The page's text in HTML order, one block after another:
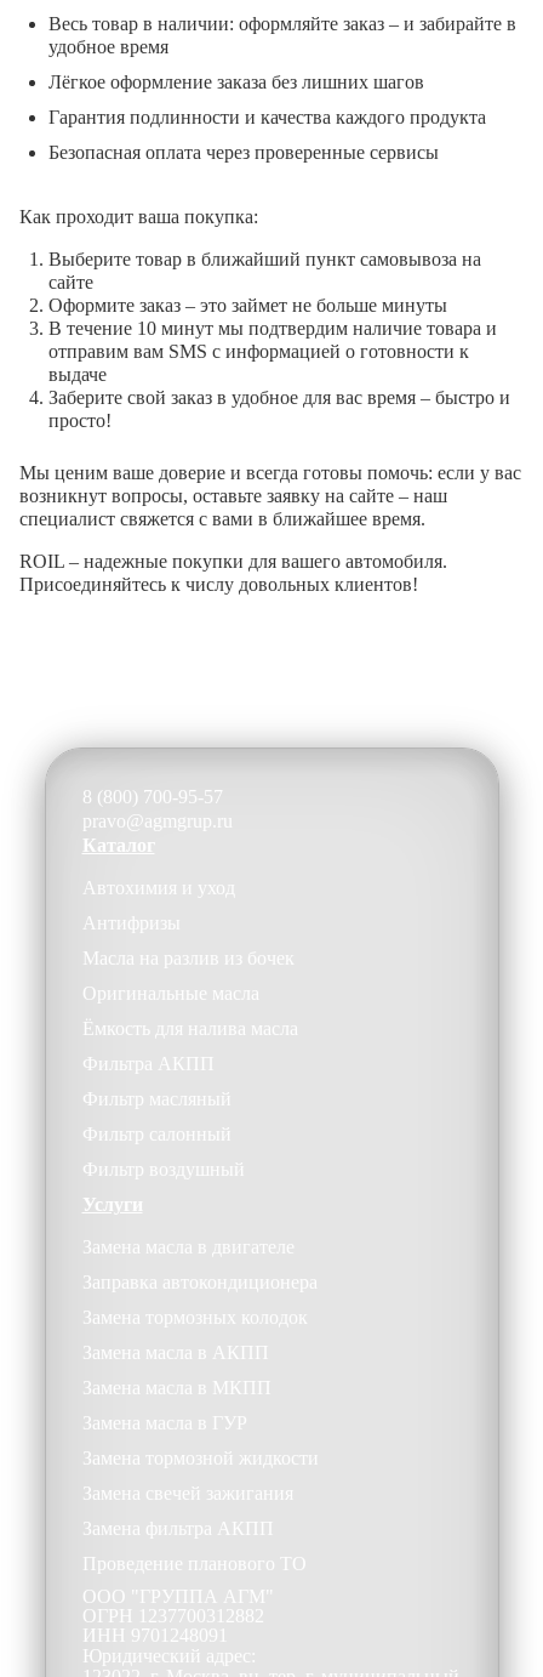
Весь товар в наличии: оформляйте заказ – и забирайте в
удобное время
Лёгкое оформление заказа без лишних шагов
Гарантия подлинности и качества каждого продукта
Безопасная оплата через проверенные сервисы
Как проходит ваша покупка:
Выберите товар в ближайший пункт самовывоза на
сайте
Оформите заказ – это займет не больше минуты
В течение 10 минут мы подтвердим наличие товара и
отправим вам SMS с информацией о готовности к
выдаче
Заберите свой заказ в удобное для вас время – быстро и
просто!
Мы ценим ваше доверие и всегда готовы помочь: если у вас
возникнут вопросы, оставьте заявку на сайте – наш
специалист свяжется с вами в ближайшее время.
ROIL – надежные покупки для вашего автомобиля.
Присоединяйтесь к числу довольных клиентов!
8 (800) 700-95-57
pravo@agmgrup.ru
Каталог
Автохимия и уход
Антифризы
Масла на разлив из бочек
Оригинальные масла
Ёмкость для налива масла
Фильтра АКПП
Фильтр масляный
Фильтр салонный
Фильтр воздушный
Услуги
Замена масла в двигателе
Заправка автокондиционера
Замена тормозных колодок
Замена масла в АКПП
Замена масла в МКПП
Замена масла в ГУР
Замена тормозной жидкости
Замена свечей зажигания
Замена фильтра АКПП
Проведение планового ТО
ООО "ГРУППА АГМ"
ОГРН 1237700312882
ИНН 9701248091
Юридический адрес: